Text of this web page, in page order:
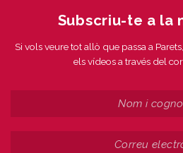
Subscriu-te a la
Si vols veure tot allò que passa a
els vídeos a través del